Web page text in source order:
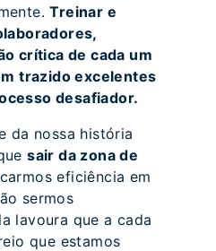
Treinar e
crítica de cada um
trazido excelentes
desafiador.
da nossa história
sair da zona de
eficiência em
sermos
lavoura que a cada
que estamos